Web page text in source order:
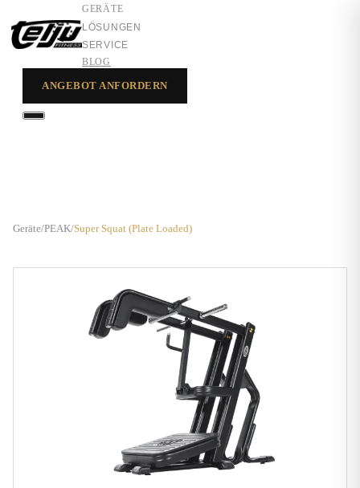
GERÄTE
LÖSUNGEN
SERVICE
BLOG
ANGEBOT ANFORDERN
Geräte/PEAK/Super Squat (Plate Loaded)